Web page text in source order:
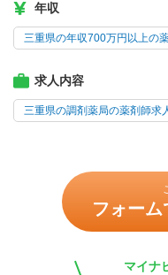
年収
三重県の年収700万円以上の
求人内容
三重県の調剤薬局の薬剤師求
フォーム
マイナ